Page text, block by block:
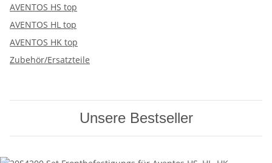
AVENTOS HS top
AVENTOS HL top
AVENTOS HK top
Zubehör/Ersatzteile
Unsere Bestseller